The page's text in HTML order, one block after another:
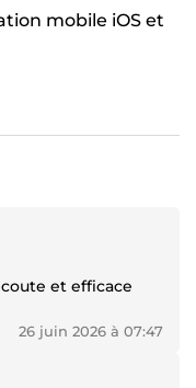
mobile iOS et
et efficace
26 juin 2026 à 07:47